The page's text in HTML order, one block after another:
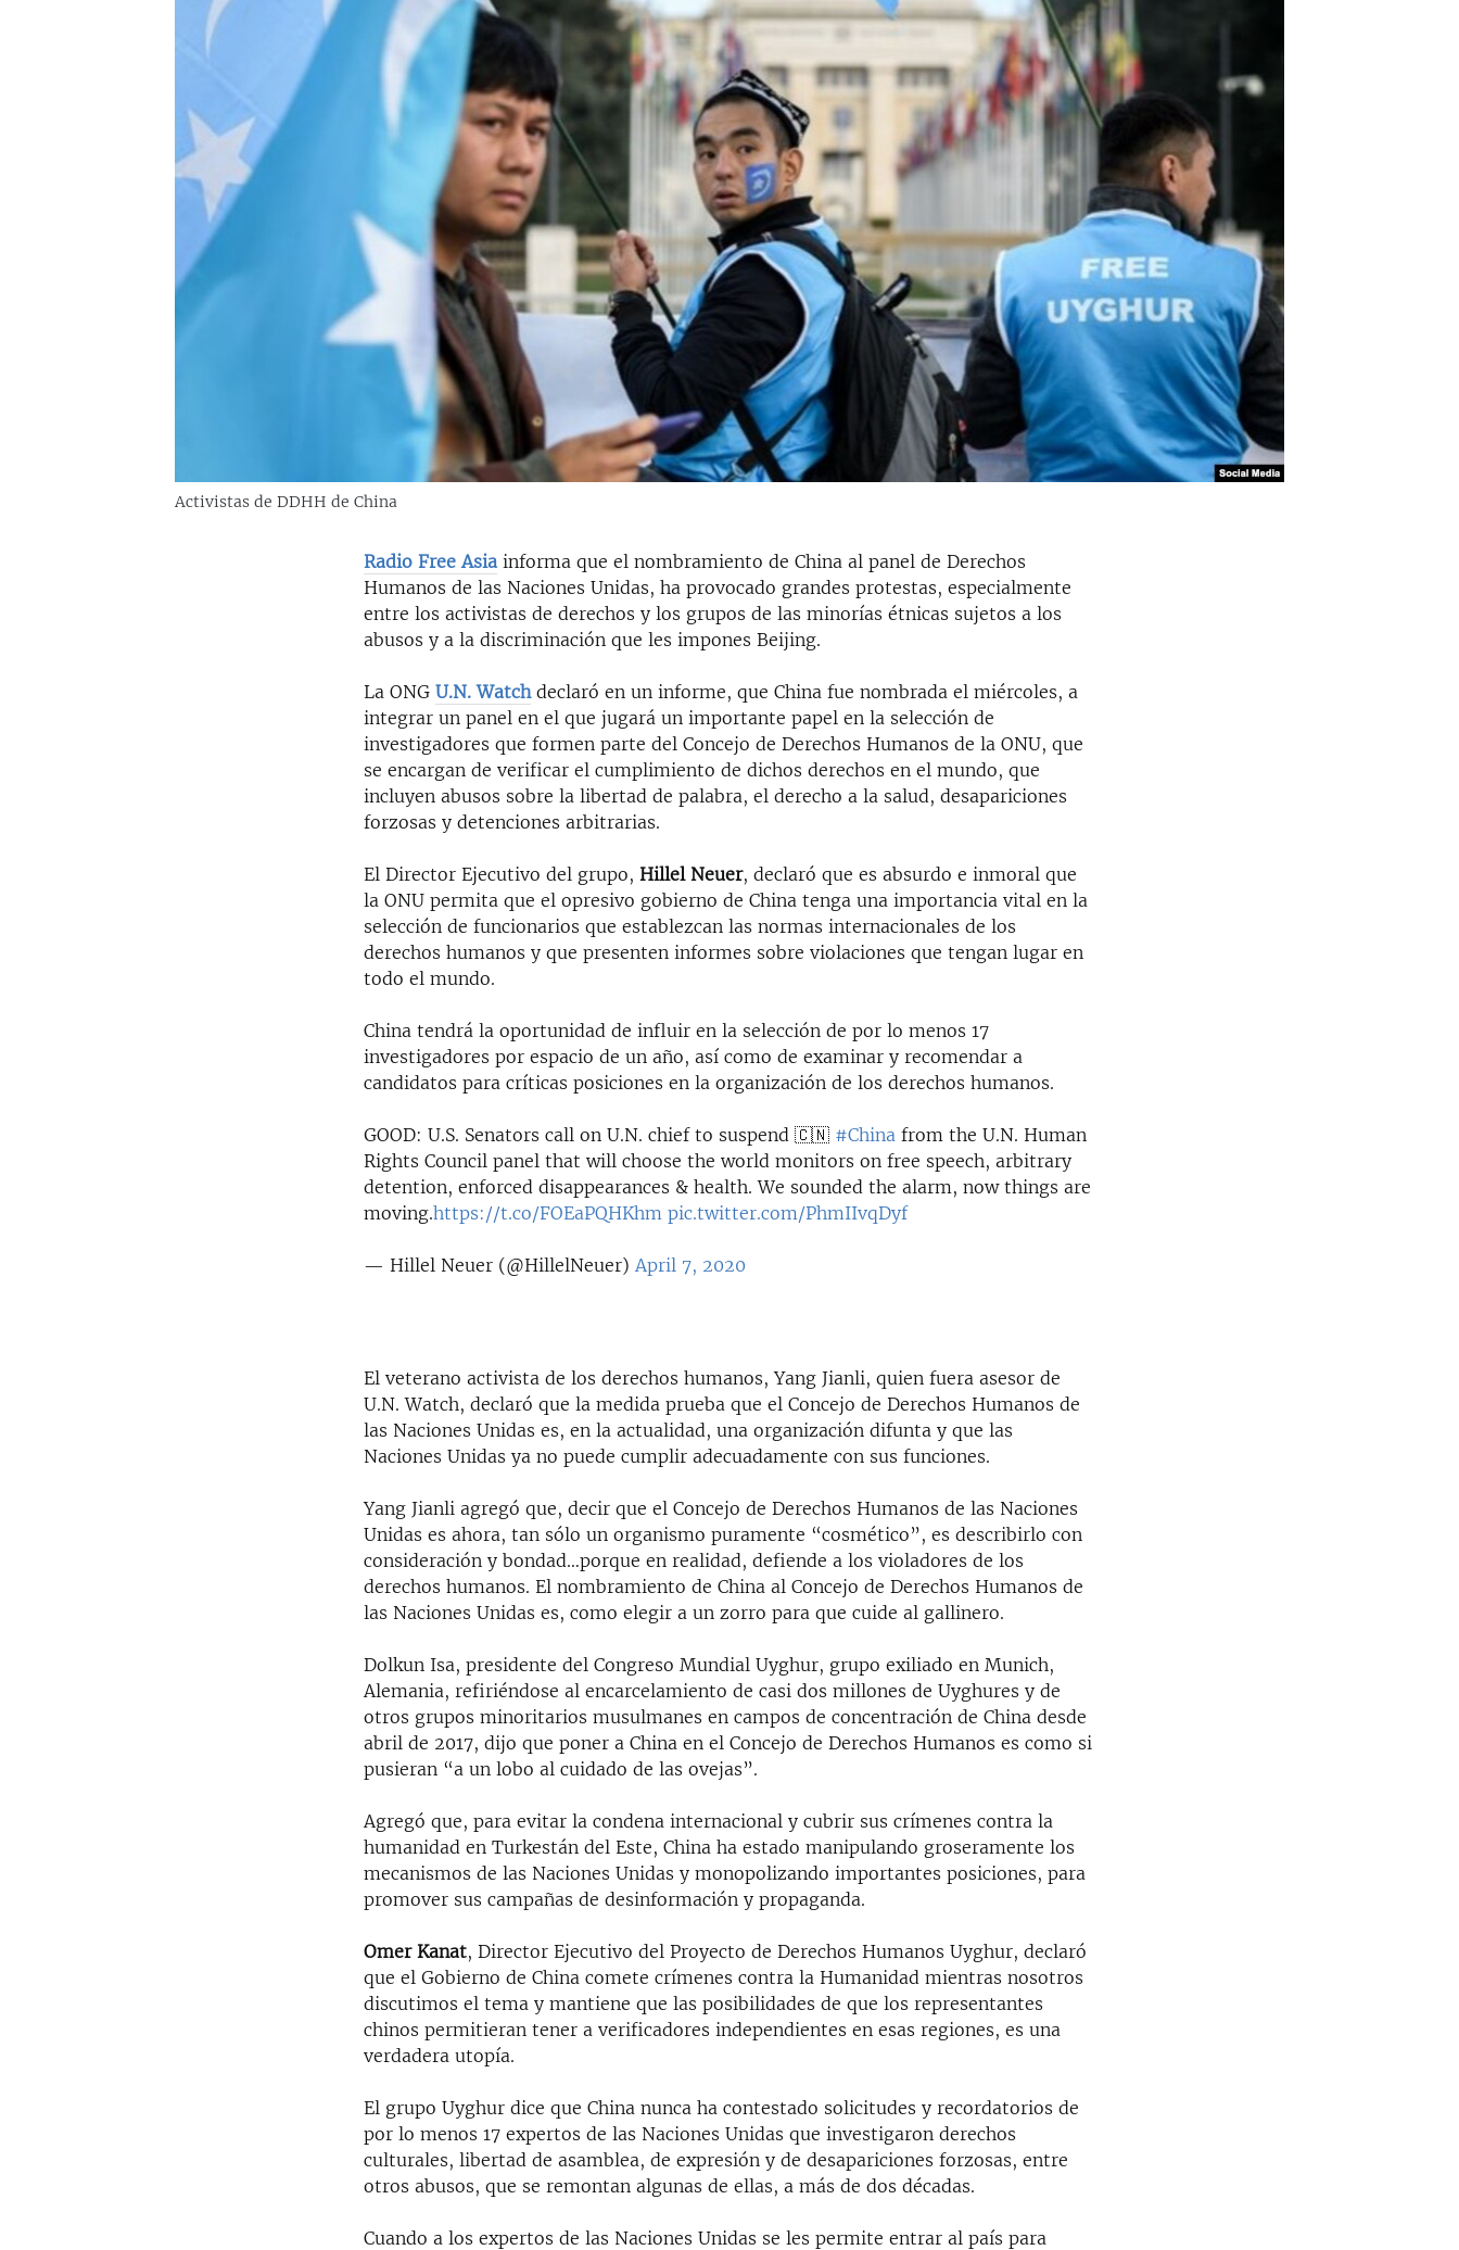
LA REALIDAD DE LA VIVIENDA EN
SER VIEJO EN CUBA
LOS SANTOS DE HIALEAH
DESINFORMACIÓN RUSA EN
Activistas de DDHH de China
Radio Free Asia informa que el nombramiento de China al panel de Derechos
Humanos de las Naciones Unidas, ha provocado grandes protestas, especialmente
entre los activistas de derechos y los grupos de las minorías étnicas sujetos a los
abusos y a la discriminación que les impones Beijing.
La ONGU.N. Watchdeclaró en un informe, que China fue nombrada el miércoles, a
integrar un panel en el que jugará un importante papel en la selección de
investigadores que formen parte del Concejo de Derechos Humanos de la ONU, que
se encargan de verificar el cumplimiento de dichos derechos en el mundo, que
incluyen abusos sobre la libertad de palabra, el derecho a la salud, desapariciones
forzosas y detenciones arbitrarias.
El Director Ejecutivo del grupo,Hillel Neuer, declaró que es absurdo e inmoral que
la ONU permita que el opresivo gobierno de China tenga una importancia vital en la
selección de funcionarios que establezcan las normas internacionales de los
derechos humanos y que presenten informes sobre violaciones que tengan lugar en
todo el mundo.
China tendrá la oportunidad de influir en la selección de por lo menos 17
investigadores por espacio de un año, así como de examinar y recomendar a
candidatos para críticas posiciones en la organización de los derechos humanos.
GOOD: U.S. Senators call on U.N. chief to suspend 🇨🇳 #China from the U.N. Human
Rights Council panel that will choose the world monitors on free speech, arbitrary
detention, enforced disappearances & health. We sounded the alarm, now things are
moving.https://t.co/FOEaPQHKhm pic.twitter.com/PhmIIvqDyf
— Hillel Neuer (@HillelNeuer)April 7, 2020
El veterano activista de los derechos humanos, Yang Jianli, quien fuera asesor de
U.N. Watch, declaró que la medida prueba que el Concejo de Derechos Humanos de
las Naciones Unidas es, en la actualidad, una organización difunta y que las
Naciones Unidas ya no puede cumplir adecuadamente con sus funciones.
Yang Jianli agregó que, decir que el Concejo de Derechos Humanos de las Naciones
Unidas es ahora, tan sólo un organismo puramente “cosmético”, es describirlo con
consideración y bondad…porque en realidad, defiende a los violadores de los
derechos humanos. El nombramiento de China al Concejo de Derechos Humanos de
las Naciones Unidas es, como elegir a un zorro para que cuide al gallinero.
Dolkun Isa, presidente del Congreso Mundial Uyghur, grupo exiliado en Munich,
Alemania, refiriéndose al encarcelamiento de casi dos millones de Uyghures y de
otros grupos minoritarios musulmanes en campos de concentración de China desde
abril de 2017, dijo que poner a China en el Concejo de Derechos Humanos es como si
pusieran “a un lobo al cuidado de las ovejas”.
Agregó que, para evitar la condena internacional y cubrir sus crímenes contra la
humanidad en Turkestán del Este, China ha estado manipulando groseramente los
mecanismos de las Naciones Unidas y monopolizando importantes posiciones, para
promover sus campañas de desinformación y propaganda.
Omer Kanat, Director Ejecutivo del Proyecto de Derechos Humanos Uyghur, declaró
que el Gobierno de China comete crímenes contra la Humanidad mientras nosotros
discutimos el tema y mantiene que las posibilidades de que los representantes
chinos permitieran tener a verificadores independientes en esas regiones, es una
verdadera utopía.
El grupo Uyghur dice que China nunca ha contestado solicitudes y recordatorios de
por lo menos 17 expertos de las Naciones Unidas que investigaron derechos
culturales, libertad de asamblea, de expresión y de desapariciones forzosas, entre
otros abusos, que se remontan algunas de ellas, a más de dos décadas.
Cuando a los expertos de las Naciones Unidas se les permite entrar al país para